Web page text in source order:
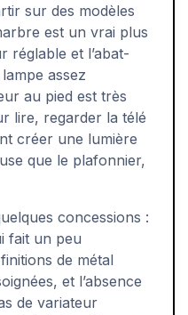
sur des modèles
est un vrai plus
réglable et l’abat-
assez
au pied est très
lire, regarder la télé
créer une lumière
que le plafonnier,
concessions :
fait un peu
de métal
et l’absence
de variateur